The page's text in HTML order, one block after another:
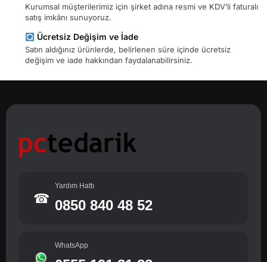
Kurumsal müşterilerimiz için şirket adına resmi ve KDV’li faturalı
satış imkânı sunuyoruz.
Ücretsiz Değişim ve İade
Satın aldığınız ürünlerde, belirlenen süre içinde ücretsiz
değişim ve iade hakkından faydalanabilirsiniz.
☎
Yardım Hattı
0850 840 48 52
WhatsApp